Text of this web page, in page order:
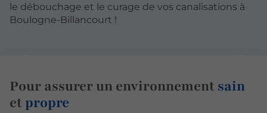
le débouchage et le curage de vos canalisations à
Boulogne-Billancourt !
Pour assurer un environnementsain
etpropre